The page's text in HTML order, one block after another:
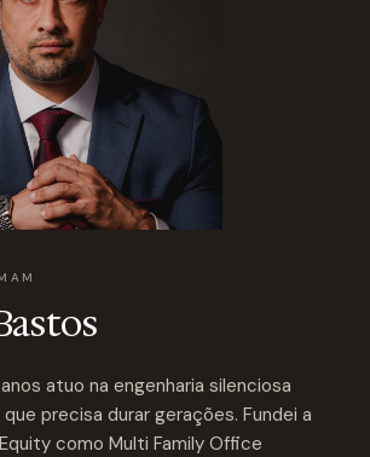
atuo na engenharia silenciosa
precisa durar gerações. Fundei a
como Multi Family Office